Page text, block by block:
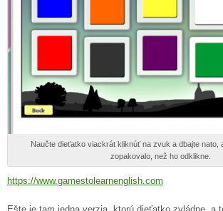
Naučte dieťatko viackrát kliknúť na zvuk a dbajte nato,
zopakovalo, než ho odklikne.
https://www.gamestolearnenglish.com